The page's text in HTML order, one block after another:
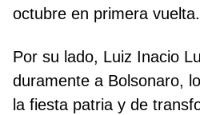
octubre en primera vuelta.
Por su lado, Luiz Inacio
duramente a Bolsonaro,
la fiesta patria y de